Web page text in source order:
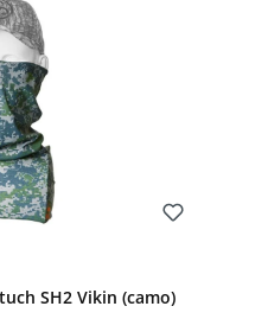
SH2 Vikin (camo)